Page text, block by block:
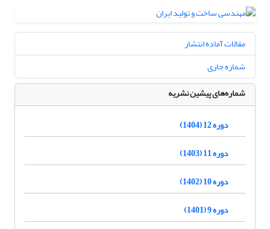
مقالات آماده انتشار
شماره جاری
شماره‌های پیشین نشریه
دوره 12 (1404)
دوره 11 (1403)
دوره 10 (1402)
دوره 9 (1401)